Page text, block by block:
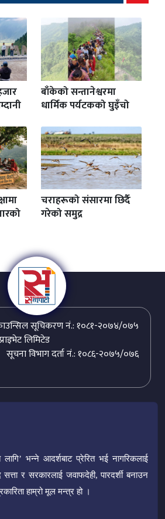
बाँकेको सन्तानेश्वरमा
धार्मिक पर्यटकको घुइँचो
चराहरूको संसारमा छिर्दै
गरेको समुद्र
सूचिकरण नं.: १०८१-२०७४/०७५
लिमिटेड
सूचना विभाग दर्ता नं.: १०८६-२०७५/०७६
लागि’ भन्ने आदर्शबाट प्रेरित भई नागरिकलाई
सत्ता र सरकारलाई जवाफदेही, पारदर्शी बनाउन
हाम्रो मूल मन्त्र हो ।